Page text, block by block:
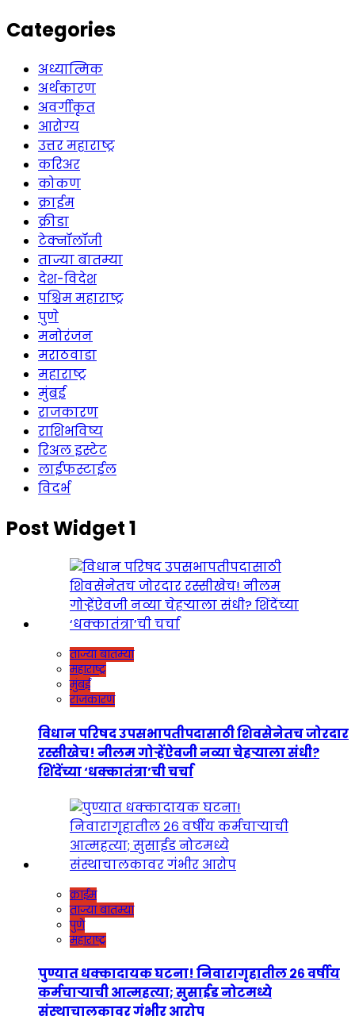
Categories
अध्यात्मिक
अर्थकारण
अवर्गीकृत
आरोग्य
उत्तर महाराष्ट्र
करिअर
कोकण
क्राईम
क्रीडा
टेक्नॉलॉजी
ताज्या बातम्या
देश-विदेश
पश्चिम महाराष्ट्र
पुणे
मनोरंजन
मराठवाडा
महाराष्ट्र
मुंबई
राजकारण
राशिभविष्य
रिअल इस्टेट
लाईफस्टाईल
विदर्भ
Post Widget 1
ताज्या बातम्या
महाराष्ट्र
मुंबई
राजकारण
विधान परिषद उपसभापतीपदासाठी शिवसेनेतच जोरदार
रस्सीखेच! नीलम गोऱ्हेंऐवजी नव्या चेहऱ्याला संधी?
शिंदेंच्या ‘धक्कातंत्रा’ची चर्चा
क्राईम
ताज्या बातम्या
पुणे
महाराष्ट्र
पुण्यात धक्कादायक घटना! निवारागृहातील २६ वर्षीय
कर्मचाऱ्याची आत्महत्या; सुसाईड नोटमध्ये
संस्थाचालकावर गंभीर आरोप